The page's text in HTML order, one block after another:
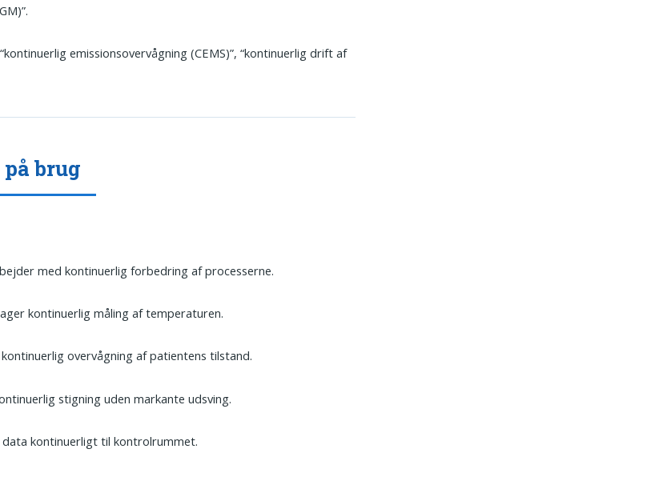
“kontinuerlig emissionsovervågning (CEMS)”, “kontinuerlig drift af
brug
med kontinuerlig forbedring af processerne.
kontinuerlig måling af temperaturen.
overvågning af patientens tilstand.
stigning uden markante udsving.
data kontinuerligt til kontrolrummet.